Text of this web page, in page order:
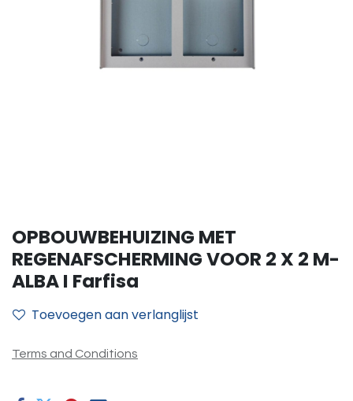
OPBOUWBEHUIZING MET
REGENAFSCHERMING VOOR 2 X 2 M-
ALBA I Farfisa
Toevoegen aan verlanglijst
Terms and Conditions